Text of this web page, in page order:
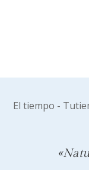
El tiempo -